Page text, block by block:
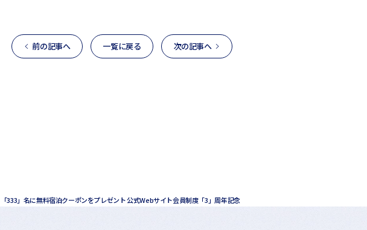
前の記事へ 一覧に戻る 次の記事へ
「333」名に無料宿泊クーポンをプレゼント 公式Webサイト会員制度「3」周年記念